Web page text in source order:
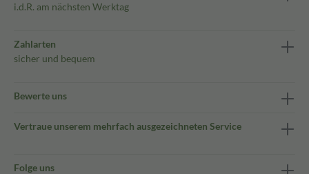
i.d.R. am nächsten Werktag
Zahlarten
sicher und bequem
Bewerte uns
Vertraue unserem mehrfach ausgezeichneten Service
Folge uns